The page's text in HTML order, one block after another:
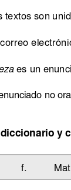
textos son
es un
no
y
f. Mat.